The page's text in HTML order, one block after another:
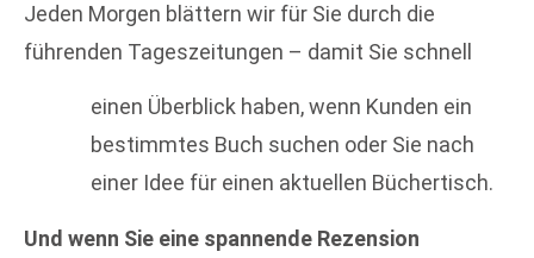
Jeden Morgen blättern wir für Sie durch die
führenden Tageszeitungen – damit Sie schnell
einen Überblick haben, wenn Kunden ein
bestimmtes Buch suchen oder Sie nach
einer Idee für einen aktuellen Büchertisch.
Und wenn Sie eine spannende Rezension